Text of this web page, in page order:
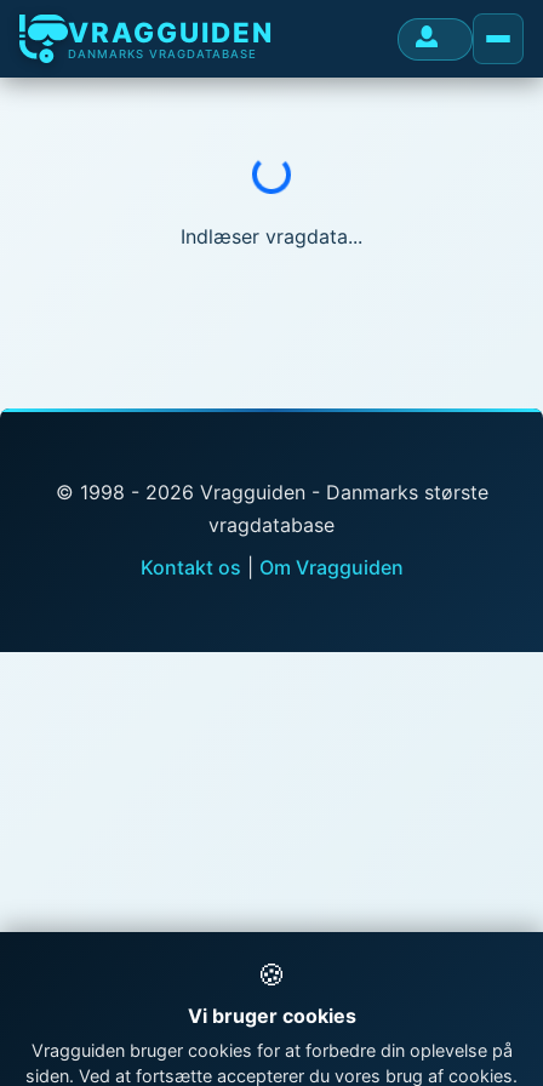
VRAGGUIDEN
DANMARKS VRAGDATABASE
Indlæser...
Indlæser vragdata...
© 1998 - 2026 Vragguiden - Danmarks største
vragdatabase
Kontakt os
Om Vragguiden
🍪
Vi bruger cookies
Vragguiden bruger cookies for at forbedre din oplevelse på
siden. Ved at fortsætte accepterer du vores brug af cookies.